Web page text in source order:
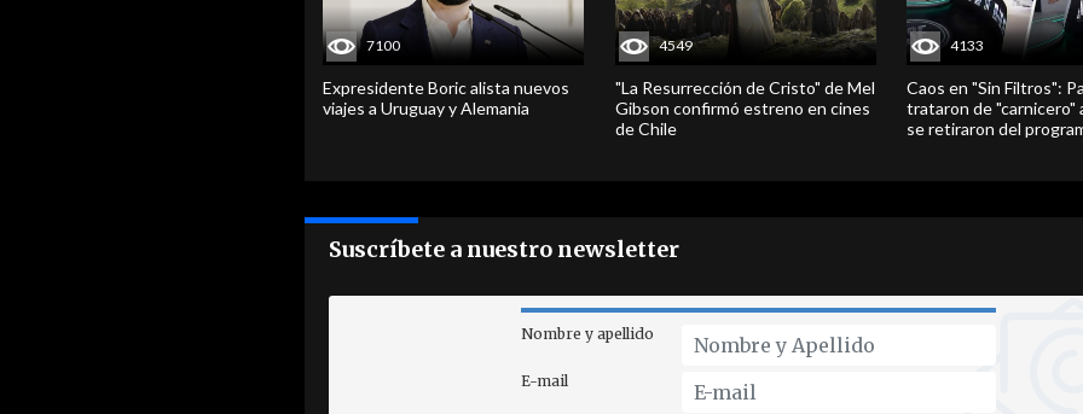
7100
Expresidente Boric alista nuevos
viajes a Uruguay y Alemania
4549
"La Resurrección de Cristo" de Mel
Gibson confirmó estreno en cines
de Chile
4133
Caos en "Sin Filtros":
trataron de "carnicero"
se retiraron del
Suscríbete a nuestro newsletter
Nombre y apellido
E-mail